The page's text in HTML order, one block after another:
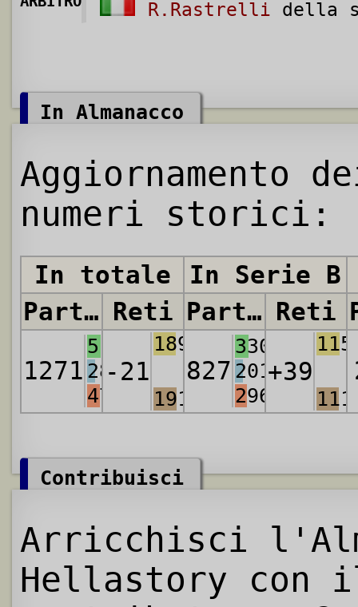
R.Rastrelli della
In Almanacco
Aggiornamento
numeri storici:
In totale
In Serie B
Partite Reti Partite Reti
1271
512
285
474
-21
1898
1919
827
330
201
296
+39
Contribuisci
Arricchisci
Hellastory con